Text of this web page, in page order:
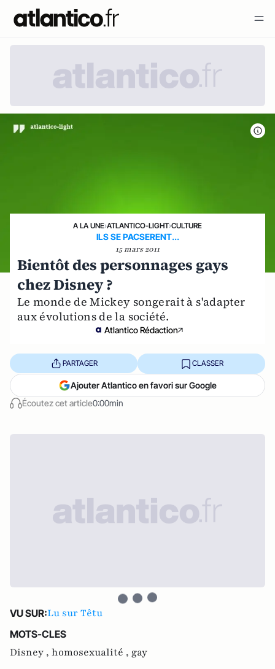
A LA UNE›ATLANTICO-LIGHT›CULTURE
ILS SE PACSERENT...
15 mars 2011
Bientôt des personnages gays
chez Disney ?
Le monde de Mickey songerait à s'adapter
aux évolutions de la société.
Atlantico Rédaction
Écoutez cet article0:00min
PARTAGER CLASSER
Ajouter Atlantico en favori sur Google
VU SUR:Lu sur Têtu
MOTS-CLES
Disney , homosexualité , gay